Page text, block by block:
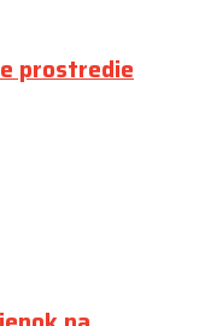
prostredie